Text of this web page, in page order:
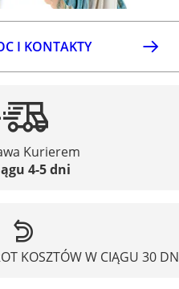
I KONTAKTY
Kurierem
4-5 dni
KOSZTÓW W CIĄGU 30